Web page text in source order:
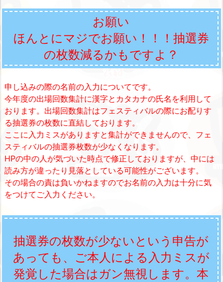
お願い
ほんとにマジでお願い！！！抽選券
の枚数減るかもですよ？
申し込みの際の名前の入力についてです。
今年度の出場回数集計に漢字とカタカナの氏名を利用して
おります。出場回数集計はフェスティバルの際にお配りす
る抽選券の枚数に直結しております。
ここに入力ミスがありますと集計ができませんので、フェ
スティバルの抽選券枚数が少なくなります。
HPの中の人が気づいた時点で修正しておりますが、中には
読み方が違ったり見落としている可能性がございます。
その場合の責は負いかねますのでお名前の入力は十分に気
をつけてご入力ください。
抽選券の枚数が少ないという申告が
あっても、ご本人による入力ミスが
発覚した場合はガン無視します。本